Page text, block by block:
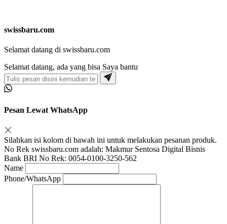
swissbaru.com
Selamat datang di swissbaru.com
Selamat datang, ada yang bisa Saya bantu
Pesan Lewat WhatsApp
Silahkan isi kolom di bawah ini untuk melakukan pesanan produk.
No Rek swissbaru.com adalah: Makmur Sentosa Digital Bisnis
Bank BRI No Rek: 0054-0100-3250-562
Name
Phone/WhatsApp